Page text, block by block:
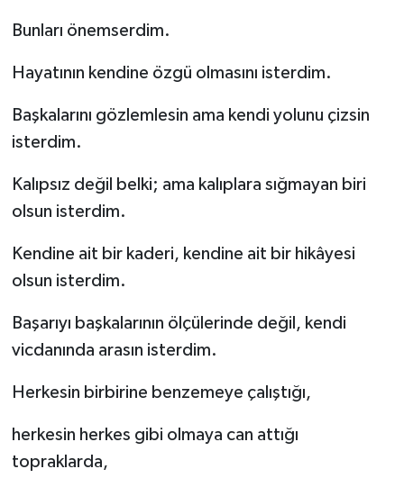
Bunları önemserdim.
Hayatının kendine özgü olmasını isterdim.
Başkalarını gözlemlesin ama kendi yolunu çizsin
isterdim.
Kalıpsız değil belki; ama kalıplara sığmayan biri
olsun isterdim.
Kendine ait bir kaderi, kendine ait bir hikâyesi
olsun isterdim.
Başarıyı başkalarının ölçülerinde değil, kendi
vicdanında arasın isterdim.
Herkesin birbirine benzemeye çalıştığı,
herkesin herkes gibi olmaya can attığı
topraklarda,